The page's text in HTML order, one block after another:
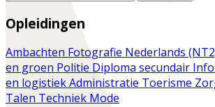
Opleidingen
Ambachten Fotografie Nederlands
en groen Politie Diploma secundair
en logistiekAdministratie Toerisme
Talen Techniek Mode